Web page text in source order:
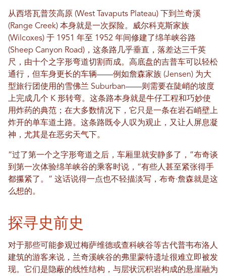
从西塔瓦普茨高原 (West Tavaputs Plateau) 下到兰奇溪
(Range Creek) 本身就是一次探险。威尔科克斯家族
(Wilcoxes) 于 1951 年至 1952 年间修建了绵羊峡谷路
(Sheep Canyon Road)，这条路几乎垂直，落差达三千英
尺，由十个之字形弯道切割而成。高底盘的吉普车可以轻松
通行，但车身更长的车辆——例如詹森家族 (Jensen) 为大
型旅行团使用的雪佛兰 Suburban——则需要在陡峭的坡度
上完成几个 K 形转弯。这条路本身就是牛仔工程和巧妙使
用炸药的典范；在大多数情况下，它只是一条在岩石峭壁上
炸开的单车道土路。这条路既令人叹为观止，又让人屏息凝
神，尤其是在恶劣天气下。
“过了第一个之字形弯道之后，车厢里就安静多了，”布奇谈
到第一次体验绵羊峡谷的乘客时说，“有些人甚至紧张得手
都攥紧了。” 这话说得一点也不轻描淡写，布奇·詹森就是这
么想的。
探寻史前史
对于那些可能参观过梅萨维德或查科峡谷等古代普韦布洛人
建筑的游客来说，兰奇溪峡谷的弗里蒙特遗址很难立即被发
现。它们是隐蔽的线性结构，与层状沉积岩构成的悬崖融为